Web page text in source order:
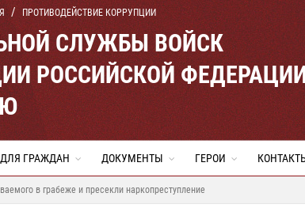
ПРОТИВОДЕЙСТВИЕ КОРРУПЦИИ
СЛУЖБЫ ВОЙСК
РОССИЙСКОЙ
ДЛЯ ГРАЖДАН ДОКУМЕНТЫ ГЕРОИ
в грабеже и пресекли наркопреступление